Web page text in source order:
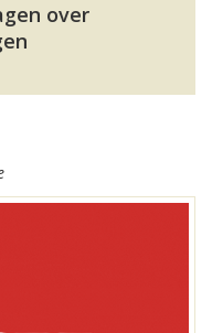
over